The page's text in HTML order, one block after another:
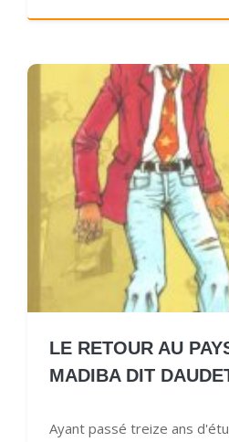
LE RETOUR AU
MADIBA DIT
Ayant passé treize ans